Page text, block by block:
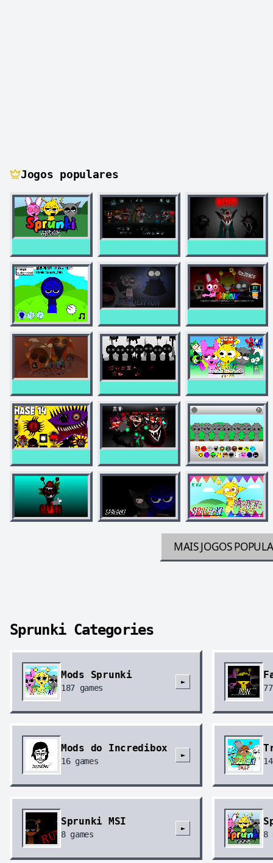
Jogos populares
MAIS JOGOS
Sprunki Categories
Mods Sprunki
187 games
►
77
Mods do Incredibox
16games
►
14
Sprunki MSI
8games
►
8